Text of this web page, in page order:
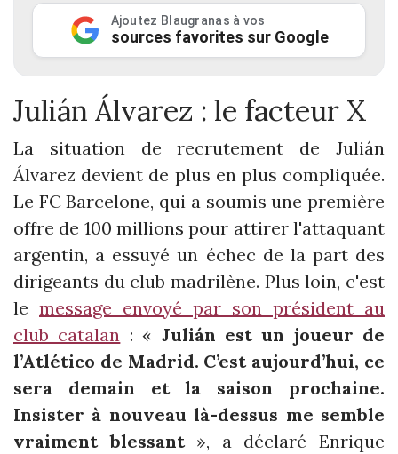
Ajoutez Blaugranas à vos
sources favorites sur Google
Julián Álvarez : le facteur X
La situation de recrutement de Julián
Álvarez devient de plus en plus compliquée.
Le FC Barcelone, qui a soumis une première
offre de 100 millions pour attirer l'attaquant
argentin, a essuyé un échec de la part des
dirigeants du club madrilène. Plus loin, c'est
le message envoyé par son président au
club catalan : « Julián est un joueur de
l’Atlético de Madrid. C’est aujourd’hui, ce
sera demain et la saison prochaine.
Insister à nouveau là-dessus me semble
vraiment blessant», a déclaré Enrique